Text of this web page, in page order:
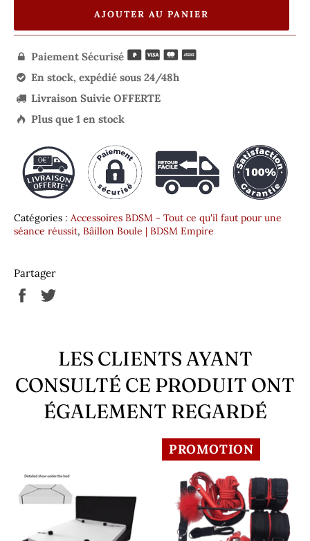
AJOUTER AU PANIER
 Paiement Sécurisé
 En stock, expédié sous 24/48h
 Livraison Suivie OFFERTE
 Plus que 1 en stock
Catégories : Accessoires BDSM - Tout ce qu'il faut pour une
séance réussit, Bâillon Boule | BDSM Empire
Partager
Partager
LES CLIENTS AYANT
CONSULTÉ CE PRODUIT ONT
ÉGALEMENT REGARDÉ
PROMOTION